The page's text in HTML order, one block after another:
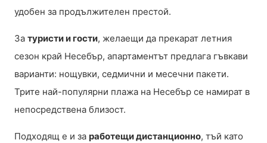
удобен за продължителен престой.
За туристи и гости, желаещи да прекарат летния
сезон край Несебър, апартаментът предлага гъвкави
варианти: нощувки, седмични и месечни пакети.
Трите най-популярни плажа на Несебър се намират в
непосредствена близост.
Подходящ е и за работещи дистанционно, тъй като